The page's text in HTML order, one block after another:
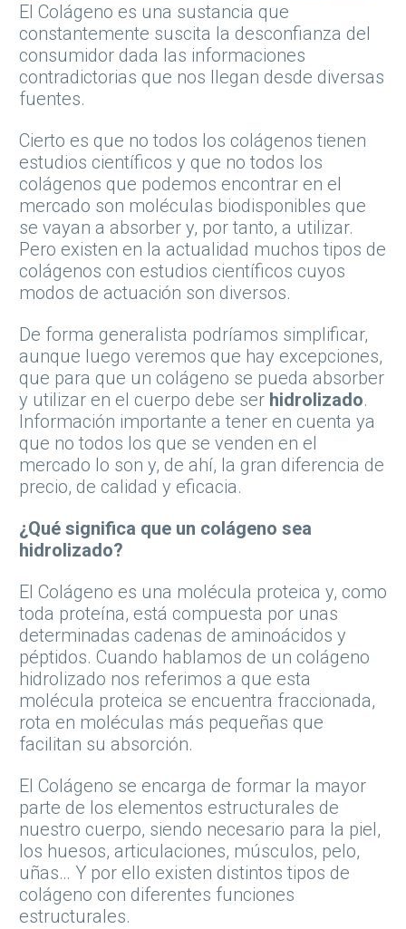
El Colágeno es una sustancia que
constantemente suscita la desconfianza del
consumidor dada las informaciones
contradictorias que nos llegan desde diversas
fuentes.
Cierto es que no todos los colágenos tienen
estudios científicos y que no todos los
colágenos que podemos encontrar en el
mercado son moléculas biodisponibles que
se vayan a absorber y, por tanto, a utilizar.
Pero existen en la actualidad muchos tipos de
colágenos con estudios científicos cuyos
modos de actuación son diversos.
De forma generalista podríamos simplificar,
aunque luego veremos que hay excepciones,
que para que un colágeno se pueda absorber
y utilizar en el cuerpo debe ser hidrolizado.
Información importante a tener en cuenta ya
que no todos los que se venden en el
mercado lo son y, de ahí, la gran diferencia de
precio, de calidad y eficacia.
¿Qué significa que un colágeno sea
hidrolizado?
El Colágeno es una molécula proteica y, como
toda proteína, está compuesta por unas
determinadas cadenas de aminoácidos y
péptidos. Cuando hablamos de un colágeno
hidrolizado nos referimos a que esta
molécula proteica se encuentra fraccionada,
rota en moléculas más pequeñas que
facilitan su absorción.
El Colágeno se encarga de formar la mayor
parte de los elementos estructurales de
nuestro cuerpo, siendo necesario para la piel,
los huesos, articulaciones, músculos, pelo,
uñas… Y por ello existen distintos tipos de
colágeno con diferentes funciones
estructurales.